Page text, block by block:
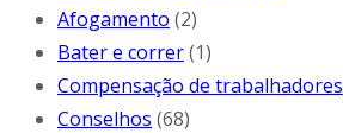
Afogamento (2)
Bater e correr(1)
Compensação de trabalhadores
Conselhos (68)